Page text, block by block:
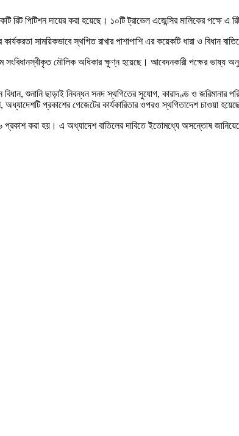
পিটিশন দায়ের করা হয়েছে। ১০টি ট্রাভেল এজেন্সির মালিকের পক্ষে এ
সাময়িকভাবে স্থগিত রাখার পাশাপাশি এর কয়েকটি ধারা ও বিধান
মৌলিক অধিকার ক্ষুণ্ন হয়েছে। আবেদনকারী পক্ষের ভাষ্য
শুনানি ছাড়াই নিবন্ধন সনদ স্থগিতের সুযোগ, কারাদণ্ড ও জরিমানার
অধ্যাদেশটি প্রকাশের গেজেটের কার্যকারিতার ওপরও স্থগিতাদেশ চাওয়া
প্রকাশ করা হয়। এ অধ্যাদেশ বাতিলের দাবিতে ইতোমধ্যে অসন্তোষ